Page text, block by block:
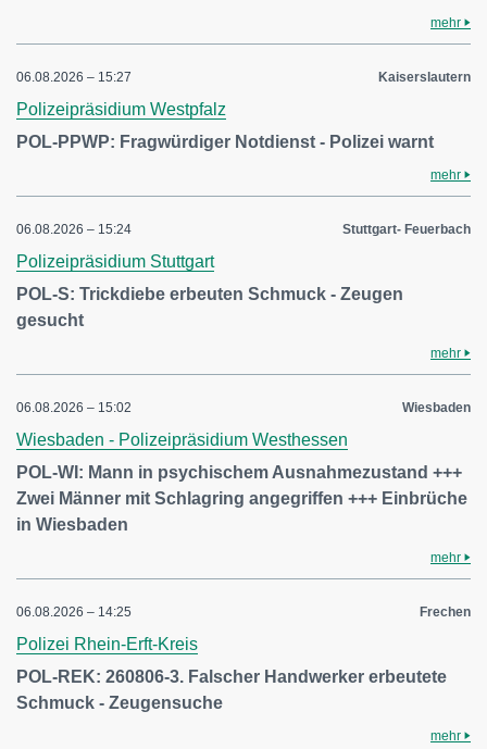
mehr
06.08.2026 – 15:27 Kaiserslautern
Polizeipräsidium Westpfalz
POL-PPWP: Fragwürdiger Notdienst - Polizei warnt
mehr
06.08.2026 – 15:24 Stuttgart- Feuerbach
Polizeipräsidium Stuttgart
POL-S: Trickdiebe erbeuten Schmuck - Zeugen
gesucht
mehr
06.08.2026 – 15:02 Wiesbaden
Wiesbaden - Polizeipräsidium Westhessen
POL-WI: Mann in psychischem Ausnahmezustand +++
Zwei Männer mit Schlagring angegriffen +++ Einbrüche
in Wiesbaden
mehr
06.08.2026 – 14:25 Frechen
Polizei Rhein-Erft-Kreis
POL-REK: 260806-3. Falscher Handwerker erbeutete
Schmuck - Zeugensuche
mehr